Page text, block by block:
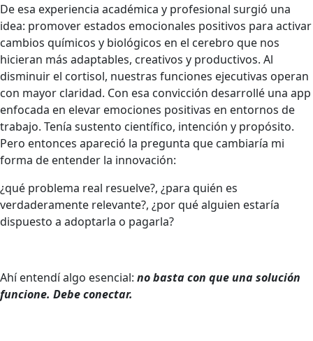
De esa experiencia académica y profesional surgió una
idea: promover estados emocionales positivos para activar
cambios químicos y biológicos en el cerebro que nos
hicieran más adaptables, creativos y productivos. Al
disminuir el cortisol, nuestras funciones ejecutivas operan
con mayor claridad. Con esa convicción desarrollé una app
enfocada en elevar emociones positivas en entornos de
trabajo. Tenía sustento científico, intención y propósito.
Pero entonces apareció la pregunta que cambiaría mi
forma de entender la innovación:
¿qué problema real resuelve?, ¿para quién es
verdaderamente relevante?, ¿por qué alguien estaría
dispuesto a adoptarla o pagarla?
Ahí entendí algo esencial: no basta con que una solución
funcione. Debe conectar.